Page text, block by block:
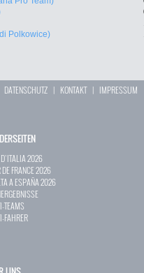
Polkowice)
DATENSCHUTZ | KONTAKT| IMPRESSUM
2026
DE FRANCE 2026
A ESPAÑA 2026
TEAMS
FAHRER